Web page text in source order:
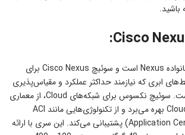
این سری، گل سرسبد خانواده Nexus است و سوئیچ Cisco Nexus برای
ابری که نیازمند حداکثر عملکرد و مقیاس‌پذیری
هستند، طراحی شده است. سوئیچ نکسوس برای شبکه‌های Cloud، از معماری
پیشرفته Cloud Scale ASIC بهره می‌برد و از تکنولوژی‌هایی مانند ACI
(Application Centric Infrastructure) پشتیبانی می‌کند. این سری با ارائه